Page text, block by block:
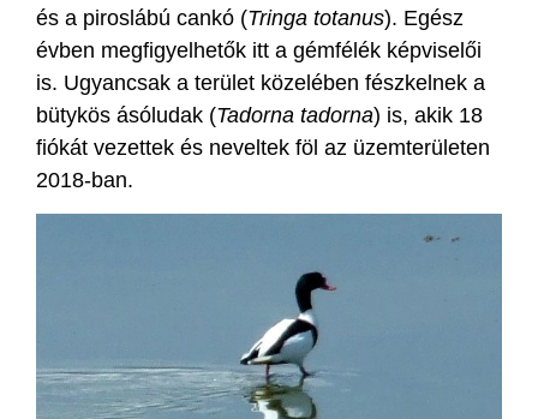
és a piroslábú cankó (Tringa totanus). Egész
évben megfigyelhetők itt a gémfélék képviselői
is. Ugyancsak a terület közelében fészkelnek a
bütykös ásóludak (Tadorna tadorna) is, akik 18
fiókát vezettek és neveltek föl az üzemterületen
2018-ban.